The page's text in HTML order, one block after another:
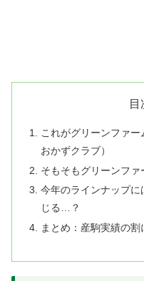
目
これがグリーンファー
おかずクラブ）
そもそもグリーンファ
今年のラインナップ
じる…？
まとめ：産駒実績の